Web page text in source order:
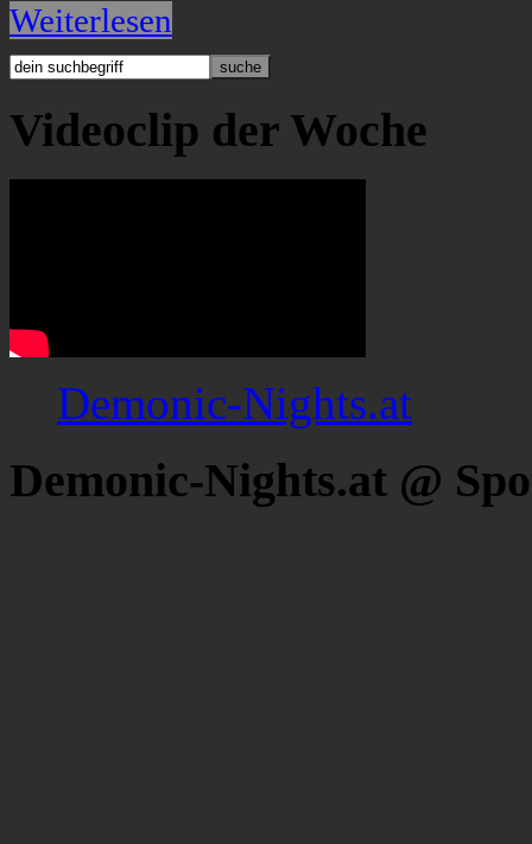
Weiterlesen
Videoclip der Woche
Demonic-Nights.at
Demonic-Nights.at @